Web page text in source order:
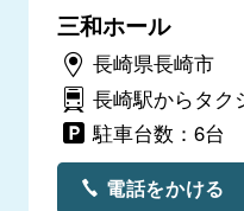
三和ホール
長崎県長崎市
長崎駅からタク
駐車台数：6台
電話をかける